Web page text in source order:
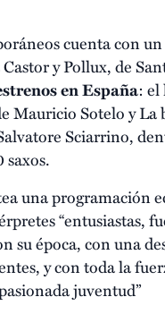
cuenta con un
y Pollux, de
en España: el
Mauricio Sotelo y La
Sciarrino,
una programación
“entusiastas,
su época, con una
y con toda la
juventud”